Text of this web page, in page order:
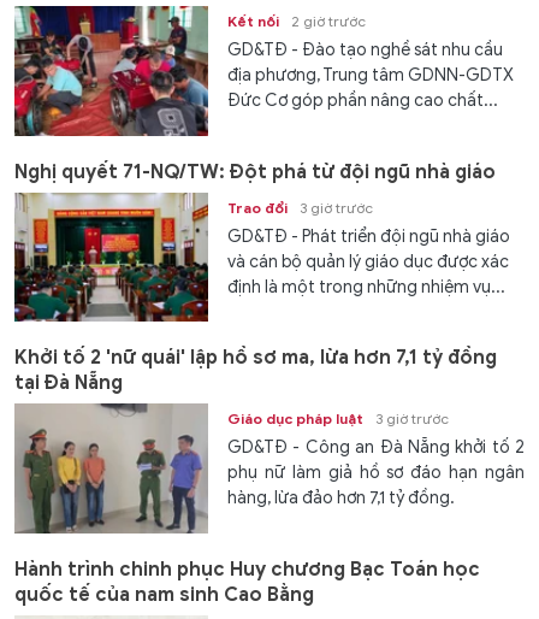
Kết nối 2 giờ trước
GD&TĐ - Đào tạo nghề sát nhu cầu
địa phương, Trung tâm GDNN-GDTX
Đức Cơ góp phần nâng cao chất...
Nghị quyết 71-NQ/TW: Đột phá từ đội ngũ nhà giáo
Trao đổi 3 giờ trước
GD&TĐ - Phát triển đội ngũ nhà giáo
và cán bộ quản lý giáo dục được xác
định là một trong những nhiệm vụ...
Khởi tố 2 'nữ quái' lập hồ sơ ma, lừa hơn 7,1 tỷ đồng
tại Đà Nẵng
Giáo dục pháp luật 3 giờ trước
GD&TĐ - Công an Đà Nẵng khởi tố 2
phụ nữ làm giả hồ sơ đáo hạn ngân
hàng, lừa đảo hơn 7,1 tỷ đồng.
Hành trình chinh phục Huy chương Bạc Toán học
quốc tế của nam sinh Cao Bằng